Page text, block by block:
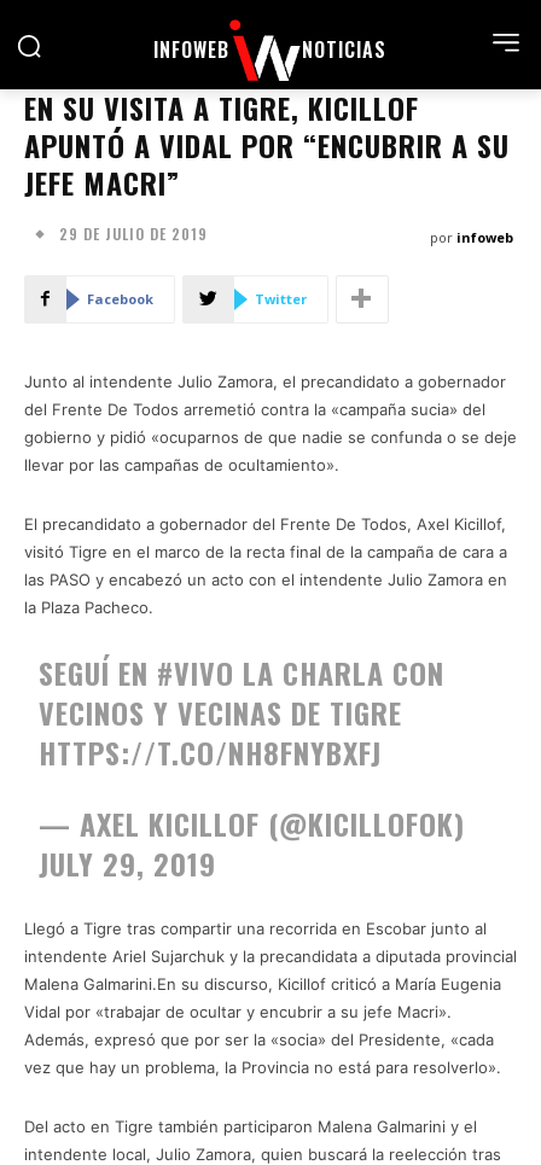
INFOWEB NOTICIAS
EN SU VISITA A TIGRE, KICILLOF
APUNTÓ A VIDAL POR “ENCUBRIR A SU
JEFE MACRI”
29 DE JULIO DE 2019 por infoweb
Facebook Twitter
Junto al intendente Julio Zamora, el precandidato a gobernador
del Frente De Todos arremetió contra la «campaña sucia» del
gobierno y pidió «ocuparnos de que nadie se confunda o se deje
llevar por las campañas de ocultamiento».
El precandidato a gobernador del Frente De Todos, Axel Kicillof,
visitó Tigre en el marco de la recta final de la campaña de cara a
las PASO y encabezó un acto con el intendente Julio Zamora en
la Plaza Pacheco.
SEGUÍ EN #VIVO LA CHARLA CON
VECINOS Y VECINAS DE TIGRE
HTTPS://T.CO/NH8FNYBXFJ
— AXEL KICILLOF (@KICILLOFOK)
JULY 29, 2019
Llegó a Tigre tras compartir una recorrida en Escobar junto al
intendente Ariel Sujarchuk y la precandidata a diputada provincial
Malena Galmarini.En su discurso, Kicillof criticó a María Eugenia
Vidal por «trabajar de ocultar y encubrir a su jefe Macri».
Además, expresó que por ser la «socia» del Presidente, «cada
vez que hay un problema, la Provincia no está para resolverlo».
Del acto en Tigre también participaron Malena Galmarini y el
intendente local, Julio Zamora, quien buscará la reelección tras